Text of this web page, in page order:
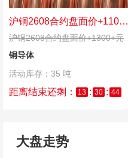
沪铜2608合约盘面价+1100元
沪铜2608合约盘面价+1300+元
铜导体
活动库存：35 吨
距离结束还剩： 13 : 30 : 43
大盘走势